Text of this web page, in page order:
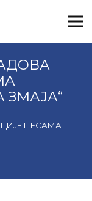
ПЕСАМА